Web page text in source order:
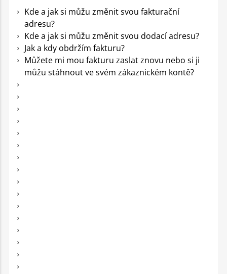
Kde a jak si můžu změnit svou fakturační
adresu?
Kde a jak si můžu změnit svou dodací adresu?
Jak a kdy obdržím fakturu?
Můžete mi mou fakturu zaslat znovu nebo si ji
můžu stáhnout ve svém zákaznickém kontě?